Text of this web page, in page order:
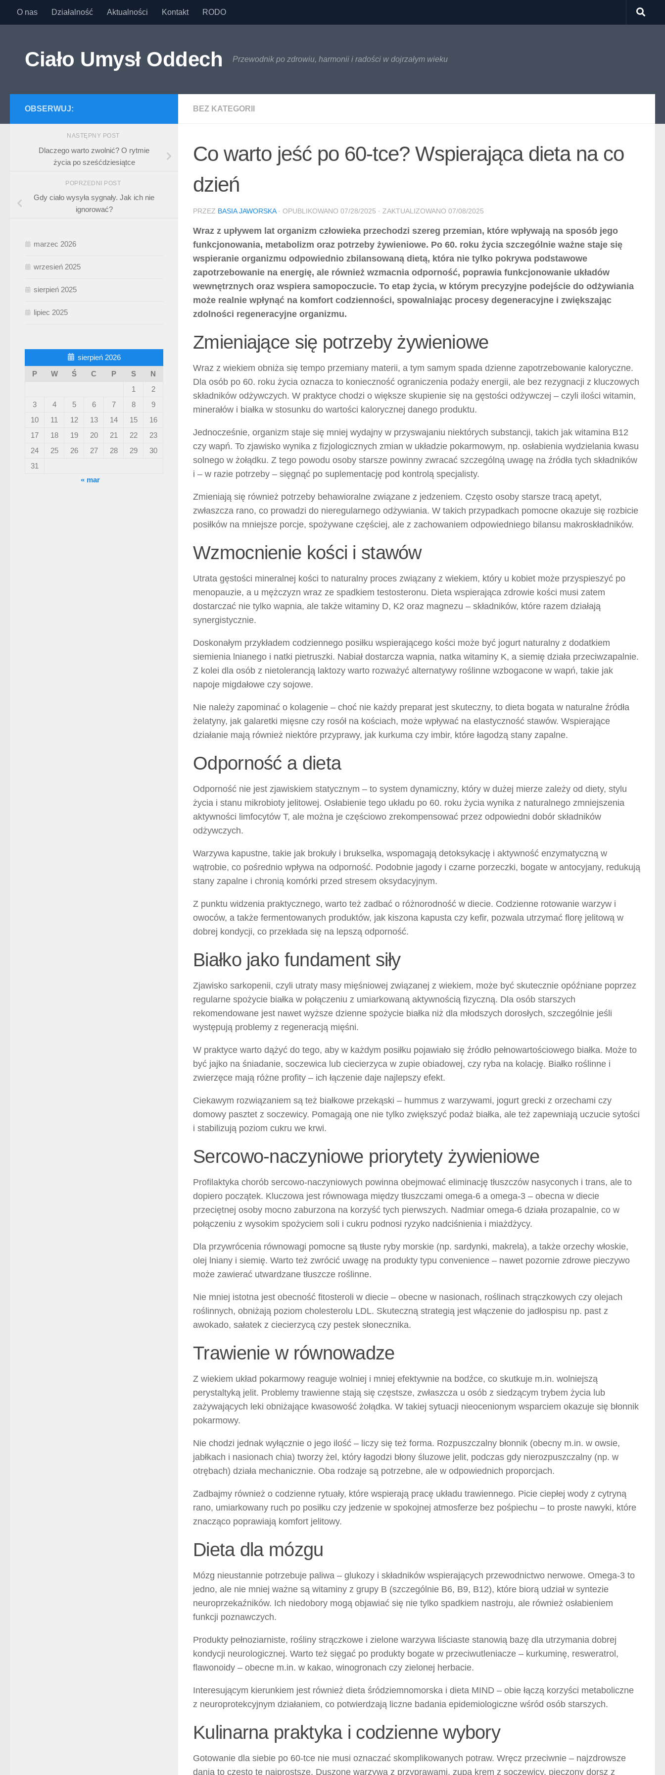
Przejdź do treści
O nas Działalność Aktualności Kontakt RODO
Ciało Umysł Oddech Przewodnik po zdrowiu, harmonii i radości w dojrzałym wieku
BEZ KATEGORII
Co warto jeść po 60-tce? Wspierająca dieta na co
dzień
PRZEZ BASIA JAWORSKA · OPUBLIKOWANO 07/28/2025 · ZAKTUALIZOWANO 07/08/2025
Wraz z upływem lat organizm człowieka przechodzi szereg przemian, które wpływają na sposób jego
funkcjonowania, metabolizm oraz potrzeby żywieniowe. Po 60. roku życia szczególnie ważne staje się
wspieranie organizmu odpowiednio zbilansowaną dietą, która nie tylko pokrywa podstawowe
zapotrzebowanie na energię, ale również wzmacnia odporność, poprawia funkcjonowanie układów
wewnętrznych oraz wspiera samopoczucie. To etap życia, w którym precyzyjne podejście do odżywiania
może realnie wpłynąć na komfort codzienności, spowalniając procesy degeneracyjne i zwiększając
zdolności regeneracyjne organizmu.
Zmieniające się potrzeby żywieniowe
Wraz z wiekiem obniża się tempo przemiany materii, a tym samym spada dzienne zapotrzebowanie kaloryczne.
Dla osób po 60. roku życia oznacza to konieczność ograniczenia podaży energii, ale bez rezygnacji z kluczowych
składników odżywczych. W praktyce chodzi o większe skupienie się na gęstości odżywczej – czyli ilości witamin,
minerałów i białka w stosunku do wartości kalorycznej danego produktu.
Jednocześnie, organizm staje się mniej wydajny w przyswajaniu niektórych substancji, takich jak witamina B12
czy wapń. To zjawisko wynika z fizjologicznych zmian w układzie pokarmowym, np. osłabienia wydzielania kwasu
solnego w żołądku. Z tego powodu osoby starsze powinny zwracać szczególną uwagę na źródła tych składników
i – w razie potrzeby – sięgnąć po suplementację pod kontrolą specjalisty.
Zmieniają się również potrzeby behawioralne związane z jedzeniem. Często osoby starsze tracą apetyt,
zwłaszcza rano, co prowadzi do nieregularnego odżywiania. W takich przypadkach pomocne okazuje się rozbicie
posiłków na mniejsze porcje, spożywane częściej, ale z zachowaniem odpowiedniego bilansu makroskładników.
Wzmocnienie kości i stawów
Utrata gęstości mineralnej kości to naturalny proces związany z wiekiem, który u kobiet może przyspieszyć po
menopauzie, a u mężczyzn wraz ze spadkiem testosteronu. Dieta wspierająca zdrowie kości musi zatem
dostarczać nie tylko wapnia, ale także witaminy D, K2 oraz magnezu – składników, które razem działają
synergistycznie.
Doskonałym przykładem codziennego posiłku wspierającego kości może być jogurt naturalny z dodatkiem
siemienia lnianego i natki pietruszki. Nabiał dostarcza wapnia, natka witaminy K, a siemię działa przeciwzapalnie.
Z kolei dla osób z nietolerancją laktozy warto rozważyć alternatywy roślinne wzbogacone w wapń, takie jak
napoje migdałowe czy sojowe.
Nie należy zapominać o kolagenie – choć nie każdy preparat jest skuteczny, to dieta bogata w naturalne źródła
żelatyny, jak galaretki mięsne czy rosół na kościach, może wpływać na elastyczność stawów. Wspierające
działanie mają również niektóre przyprawy, jak kurkuma czy imbir, które łagodzą stany zapalne.
Odporność a dieta
Odporność nie jest zjawiskiem statycznym – to system dynamiczny, który w dużej mierze zależy od diety, stylu
życia i stanu mikrobioty jelitowej. Osłabienie tego układu po 60. roku życia wynika z naturalnego zmniejszenia
aktywności limfocytów T, ale można je częściowo zrekompensować przez odpowiedni dobór składników
odżywczych.
Warzywa kapustne, takie jak brokuły i brukselka, wspomagają detoksykację i aktywność enzymatyczną w
wątrobie, co pośrednio wpływa na odporność. Podobnie jagody i czarne porzeczki, bogate w antocyjany, redukują
stany zapalne i chronią komórki przed stresem oksydacyjnym.
Z punktu widzenia praktycznego, warto też zadbać o różnorodność w diecie. Codzienne rotowanie warzyw i
owoców, a także fermentowanych produktów, jak kiszona kapusta czy kefir, pozwala utrzymać florę jelitową w
dobrej kondycji, co przekłada się na lepszą odporność.
Białko jako fundament siły
Zjawisko sarkopenii, czyli utraty masy mięśniowej związanej z wiekiem, może być skutecznie opóźniane poprzez
regularne spożycie białka w połączeniu z umiarkowaną aktywnością fizyczną. Dla osób starszych
rekomendowane jest nawet wyższe dzienne spożycie białka niż dla młodszych dorosłych, szczególnie jeśli
występują problemy z regeneracją mięśni.
W praktyce warto dążyć do tego, aby w każdym posiłku pojawiało się źródło pełnowartościowego białka. Może to
być jajko na śniadanie, soczewica lub ciecierzyca w zupie obiadowej, czy ryba na kolację. Białko roślinne i
zwierzęce mają różne profity – ich łączenie daje najlepszy efekt.
Ciekawym rozwiązaniem są też białkowe przekąski – hummus z warzywami, jogurt grecki z orzechami czy
domowy pasztet z soczewicy. Pomagają one nie tylko zwiększyć podaż białka, ale też zapewniają uczucie sytości
i stabilizują poziom cukru we krwi.
Sercowo-naczyniowe priorytety żywieniowe
Profilaktyka chorób sercowo-naczyniowych powinna obejmować eliminację tłuszczów nasyconych i trans, ale to
dopiero początek. Kluczowa jest równowaga między tłuszczami omega-6 a omega-3 – obecna w diecie
przeciętnej osoby mocno zaburzona na korzyść tych pierwszych. Nadmiar omega-6 działa prozapalnie, co w
połączeniu z wysokim spożyciem soli i cukru podnosi ryzyko nadciśnienia i miażdżycy.
Dla przywrócenia równowagi pomocne są tłuste ryby morskie (np. sardynki, makrela), a także orzechy włoskie,
olej lniany i siemię. Warto też zwrócić uwagę na produkty typu convenience – nawet pozornie zdrowe pieczywo
może zawierać utwardzane tłuszcze roślinne.
Nie mniej istotna jest obecność fitosteroli w diecie – obecne w nasionach, roślinach strączkowych czy olejach
roślinnych, obniżają poziom cholesterolu LDL. Skuteczną strategią jest włączenie do jadłospisu np. past z
awokado, sałatek z ciecierzycą czy pestek słonecznika.
Trawienie w równowadze
Z wiekiem układ pokarmowy reaguje wolniej i mniej efektywnie na bodźce, co skutkuje m.in. wolniejszą
perystaltyką jelit. Problemy trawienne stają się częstsze, zwłaszcza u osób z siedzącym trybem życia lub
zażywających leki obniżające kwasowość żołądka. W takiej sytuacji nieocenionym wsparciem okazuje się błonnik
pokarmowy.
Nie chodzi jednak wyłącznie o jego ilość – liczy się też forma. Rozpuszczalny błonnik (obecny m.in. w owsie,
jabłkach i nasionach chia) tworzy żel, który łagodzi błony śluzowe jelit, podczas gdy nierozpuszczalny (np. w
otrębach) działa mechanicznie. Oba rodzaje są potrzebne, ale w odpowiednich proporcjach.
Zadbajmy również o codzienne rytuały, które wspierają pracę układu trawiennego. Picie ciepłej wody z cytryną
rano, umiarkowany ruch po posiłku czy jedzenie w spokojnej atmosferze bez pośpiechu – to proste nawyki, które
znacząco poprawiają komfort jelitowy.
Dieta dla mózgu
Mózg nieustannie potrzebuje paliwa – glukozy i składników wspierających przewodnictwo nerwowe. Omega-3 to
jedno, ale nie mniej ważne są witaminy z grupy B (szczególnie B6, B9, B12), które biorą udział w syntezie
neuroprzekaźników. Ich niedobory mogą objawiać się nie tylko spadkiem nastroju, ale również osłabieniem
funkcji poznawczych.
Produkty pełnoziarniste, rośliny strączkowe i zielone warzywa liściaste stanowią bazę dla utrzymania dobrej
kondycji neurologicznej. Warto też sięgać po produkty bogate w przeciwutleniacze – kurkuminę, resweratrol,
flawonoidy – obecne m.in. w kakao, winogronach czy zielonej herbacie.
Interesującym kierunkiem jest również dieta śródziemnomorska i dieta MIND – obie łączą korzyści metaboliczne
z neuroprotekcyjnym działaniem, co potwierdzają liczne badania epidemiologiczne wśród osób starszych.
Kulinarna praktyka i codzienne wybory
Gotowanie dla siebie po 60-tce nie musi oznaczać skomplikowanych potraw. Wręcz przeciwnie – najzdrowsze
dania to często te najprostsze. Duszone warzywa z przyprawami, zupa krem z soczewicy, pieczony dorsz z
OBSERWUJ:
NASTĘPNY POST
Dlaczego warto zwolnić? O rytmie
życia po sześćdziesiątce
POPRZEDNI POST
Gdy ciało wysyła sygnały. Jak ich nie
ignorować?
marzec 2026
wrzesień 2025
sierpień 2025
lipiec 2025
sierpień 2026
P
W Ś C P S
N
1
2
3
4 5 6 7 8
9
10
11 12 13 14 15
16
17
18 19 20 21 22
23
24
25 26 27 28 29
30
31
« mar